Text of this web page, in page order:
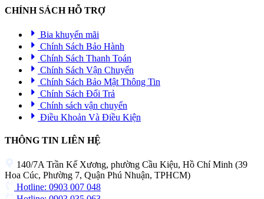
CHÍNH SÁCH HỖ TRỢ
Bia khuyến mãi
Chính Sách Bảo Hành
Chính Sách Thanh Toán
Chính Sách Vận Chuyển
Chính Sách Bảo Mật Thông Tin
Chính Sách Đổi Trả
Chính sách vận chuyển
Điều Khoản Và Điều Kiện
THÔNG TIN LIÊN HỆ
140/7A Trần Kế Xương, phường Cầu Kiệu, Hồ Chí Minh (39
Hoa Cúc, Phường 7, Quận Phú Nhuận, TPHCM)
Hotline: 0903 007 048